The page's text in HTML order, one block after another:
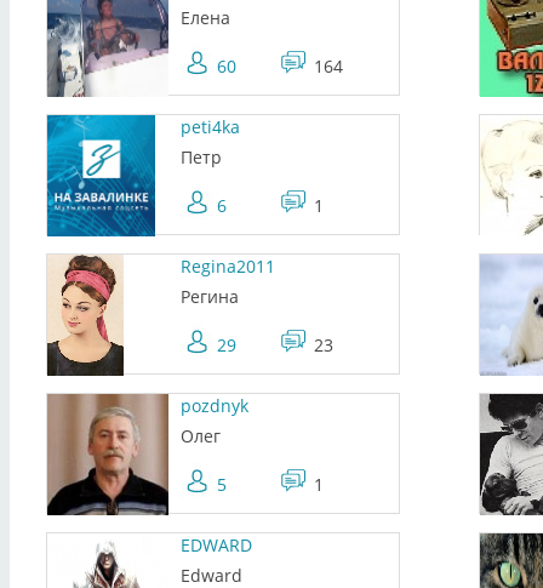
Елена
60 164
peti4ka
Петр
6 1
Regina2011
Регина
29 23
pozdnyk
Олег
5 1
EDWARD
Edward